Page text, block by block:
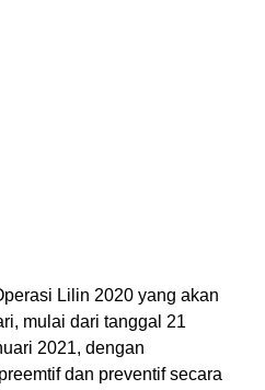
Lilin 2020 yang akan
mulai dari tanggal 21
2021, dengan
dan preventif secara